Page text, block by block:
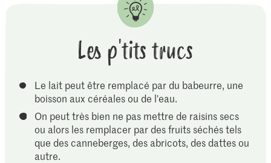
Les p'tits trucs
Le lait peut être remplacé par du babeurre, une
boisson aux céréales ou de l'eau.
On peut très bien ne pas mettre de raisins secs
ou alors les remplacer par des fruits séchés tels
que des canneberges, des abricots, des dattes ou
autre.